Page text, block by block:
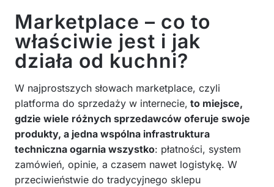
Marketplace – co to
właściwie jest i jak
działa od kuchni?
W najprostszych słowach marketplace, czyli
platforma do sprzedaży w internecie, to miejsce,
gdzie wiele różnych sprzedawców oferuje swoje
produkty, a jedna wspólna infrastruktura
techniczna ogarnia wszystko: płatności, system
zamówień, opinie, a czasem nawet logistykę. W
przeciwieństwie do tradycyjnego sklepu